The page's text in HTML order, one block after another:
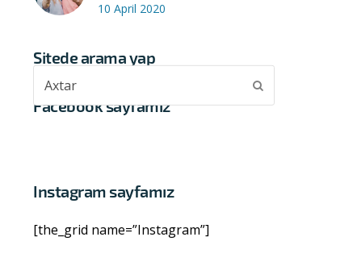
10 April 2020
Sitede arama yap
Facebook sayfamız
Instagram sayfamız
[the_grid name=”Instagram”]